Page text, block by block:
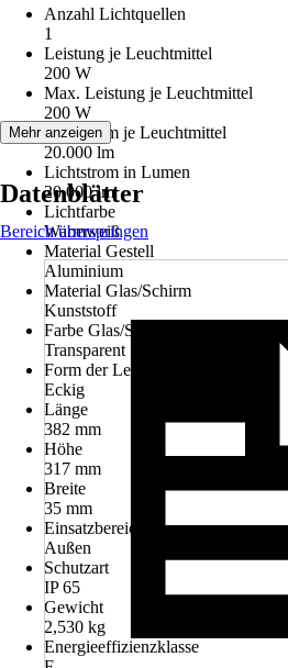
Anzahl Lichtquellen
1
Leistung je Leuchtmittel
200 W
Max. Leistung je Leuchtmittel
200 W
Lichtstrom je Leuchtmittel
20.000 lm
Lichtstrom in Lumen
20.000 lm
Lichtfarbe
Warmweiß
Material Gestell
Aluminium
Material Glas/Schirm
Kunststoff
Farbe Glas/Schirm
Transparent
Form der Leuchte
Eckig
Länge
382 mm
Höhe
317 mm
Breite
35 mm
Einsatzbereich
Außen
Schutzart
IP 65
Gewicht
2,530 kg
Energieeffizienzklasse
Mehr anzeigen
Datenblätter
Bereich überspringen